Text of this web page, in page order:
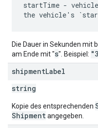
startTime -
Die Dauer in Sekunden mit
am Ende mit "s". Beispiel:
shipmentLabel
string
Kopie des entsprechenden
Shipmentangegeben.